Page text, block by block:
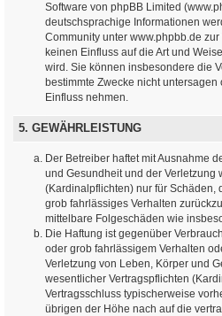
Software von phpBB Limited
deutschsprachige Informationen
Community unter www.phpbb.de
keinen Einfluss auf die Art und
wird. Sie können insbesondere die
bestimmte Zwecke nicht
Einfluss nehmen.
5. GEWÄHRLEISTUNG
Der Betreiber haftet mit Ausnahme
und Gesundheit und der Verletzung
(Kardinalpflichten) nur für Schäden,
grob fahrlässiges Verhalten
mittelbare Folgeschäden wie
Die Haftung ist gegenüber
oder grob fahrlässigem Verhalten
Verletzung von Leben, Körper und
wesentlicher Vertragspflichten
Vertragsschluss typischerweise
übrigen der Höhe nach auf die